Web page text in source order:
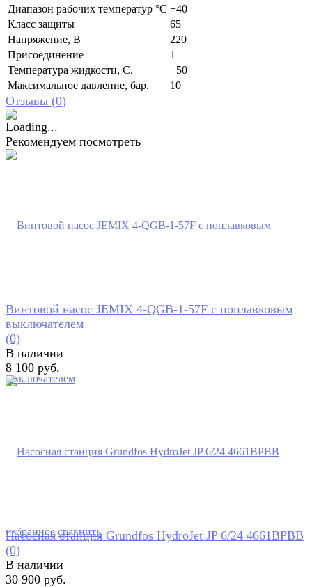
Диапазон рабочих температур °C +40
Класс защиты
65
Напряжение, В
220
Присоединение
1
Температура жидкости, С.
+50
Максимальное давление, бар.
10
Отзывы (0)
Рекомендуем посмотреть
избранное сравнить
Винтовой насос JEMIX 4-QGB-1-57F с поплавковым
выключателем
(0)
В наличии
8 100 руб.
Насосная станция Grundfos HydroJet JP 6/24 4661BPBB
(0)
В наличии
30 900 руб.